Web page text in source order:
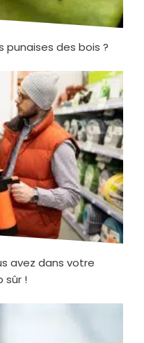
des bois ?
avez dans votre
sûr !